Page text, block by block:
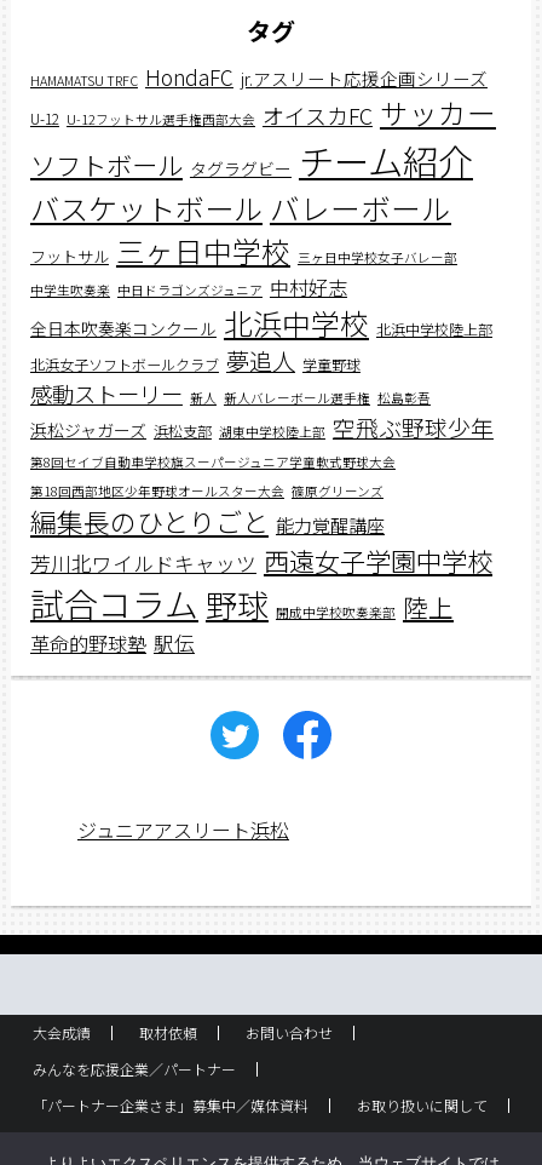
タグ
HAMAMATSU TRFC HondaFC jr.アスリート応援企画シリーズ
U-12 U-12フットサル選手権西部大会 オイスカFC サッカー
ソフトボール タグラグビー チーム紹介
バスケットボール バレーボール
フットサル 三ヶ日中学校 三ヶ日中学校女子バレー部
中学生吹奏楽 中日ドラゴンズジュニア 中村好志
全日本吹奏楽コンクール 北浜中学校 北浜中学校陸上部
北浜女子ソフトボールクラブ 夢追人 学童野球
感動ストーリー 新人 新人バレーボール選手権 松島彰吾
浜松ジャガーズ 浜松支部 湖東中学校陸上部 空飛ぶ野球少年
第8回セイブ自動車学校旗スーパージュニア学童軟式野球大会
第18回西部地区少年野球オールスター大会 篠原グリーンズ
編集長のひとりごと 能力覚醒講座
芳川北ワイルドキャッツ 西遠女子学園中学校
試合コラム 野球 開成中学校吹奏楽部 陸上
革命的野球塾 駅伝
ジュニアアスリート浜松
大会成績 取材依頼
お問い合わせ
みんなを応援企業／パートナー
「パートナー企業さま」募集中／媒体資料
お取り扱いに関して